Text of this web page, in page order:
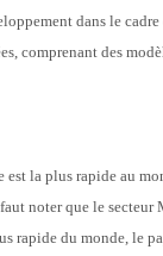
dans le
comprenant des
la plus rapide au
noter que le
rapide du monde, le